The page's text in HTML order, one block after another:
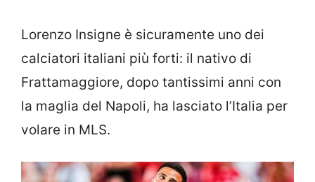
Lorenzo Insigne è sicuramente uno dei
calciatori italiani più forti: il nativo di
Frattamaggiore, dopo tantissimi anni con
la maglia del Napoli, ha lasciato l’Italia per
volare in MLS.